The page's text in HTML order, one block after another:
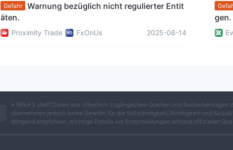
Gefahr
Warnung bezüglich nicht regulierter Entit
äten.
Proximity Trade FxOnUs 2025-08-14
gen.
※ WikiFX stellt Daten aus öffentlich zugänglichen Quellen und Nutzerbeiträgen
übernehmen jedoch keine Gewähr für die Vollständigkeit, Richtigkeit und
dringend empfohlen, wichtige Details vor Entscheidungen anhand offizieller